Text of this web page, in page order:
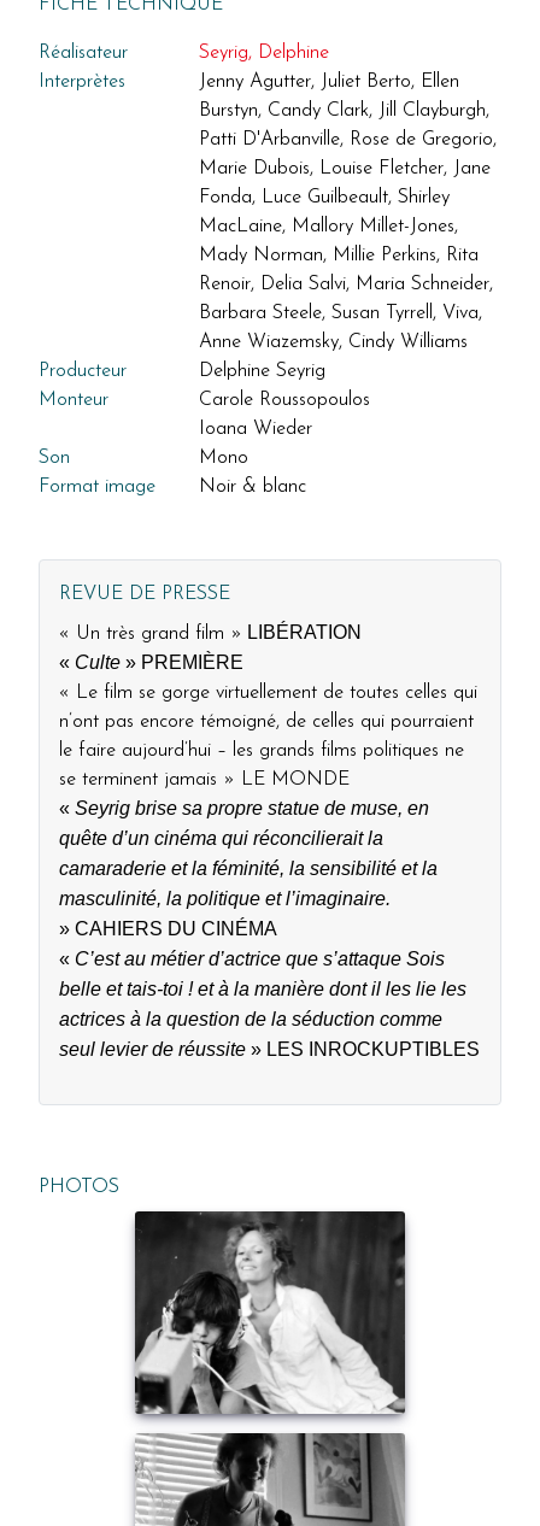
FICHE TECHNIQUE
Réalisateur
Seyrig, Delphine
Interprètes
Jenny Agutter, Juliet Berto, Ellen
Burstyn, Candy Clark, Jill Clayburgh,
Patti D'Arbanville, Rose de Gregorio,
Marie Dubois, Louise Fletcher, Jane
Fonda, Luce Guilbeault, Shirley
MacLaine, Mallory Millet-Jones,
Mady Norman, Millie Perkins, Rita
Renoir, Delia Salvi, Maria Schneider,
Barbara Steele, Susan Tyrrell, Viva,
Anne Wiazemsky, Cindy Williams
Producteur
Delphine Seyrig
Monteur
Carole Roussopoulos
Ioana Wieder
Son
Mono
Format image
Noir & blanc
REVUE DE PRESSE
« Un très grand film » LIBÉRATION
« Culte » PREMIÈRE
« Le film se gorge virtuellement de toutes celles qui
n’ont pas encore témoigné, de celles qui pourraient
le faire aujourd’hui – les grands films politiques ne
se terminent jamais » LE MONDE
« Seyrig brise sa propre statue de muse, en
quête d’un cinéma qui réconcilierait la
camaraderie et la féminité, la sensibilité et la
masculinité, la politique et l’imaginaire.
» CAHIERS DU CINÉMA
« C’est au métier d’actrice que s’attaque Sois
belle et tais-toi ! et à la manière dont il les lie les
actrices à la question de la séduction comme
seul levier de réussite » LES INROCKUPTIBLES
PHOTOS